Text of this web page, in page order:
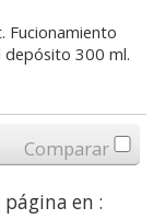
Fucionamiento
depósito 300 ml.
Comparar
en :